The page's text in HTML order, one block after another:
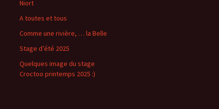
Niort
A toutes et tous
Comme une rivière, … la Belle
Stage d’été 2025
Quelques image du stage
Croctoo printemps 2025 :)